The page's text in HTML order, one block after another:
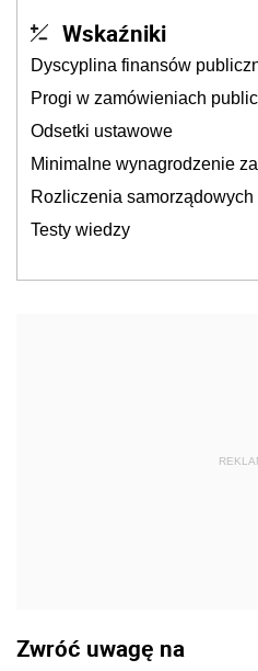
Wskaźniki
Dyscyplina finansów
Progi w zamówieniach
Odsetki ustawowe
Minimalne wynagrodzenie
Rozliczenia samorządowych
Testy wiedzy
Zwróć uwagę na